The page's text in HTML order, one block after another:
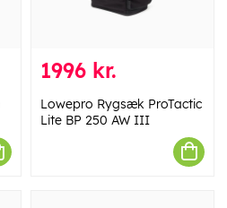
1996 kr.
Lowepro Rygsæk ProTactic
Lite BP 250 AW III